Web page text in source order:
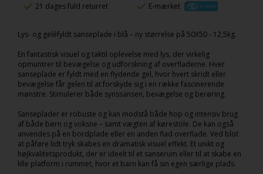
21 dages fuld returret E-mærket
Lys- og geléfyldt sanseplade i blå – ny størrelse på 50X50 - 12,5kg.
En fantastisk visuel og taktil oplevelse med lys, der virkelig
opmuntrer til bevægelse og udforskning af overfladerne. Hver
sanseplade er fyldt med en flydende gel, hvor hvert skridt eller
bevægelse får gelen til at forskyde sig i en række fascinerende
mønstre. Stimulerer både synssansen, bevægelse og berøring.
Sanseplader er robuste og kan modstå både hop og intensiv brug
af både børn og voksne – samt vægten af kørestole. De kan også
anvendes på en bordplade eller en anden flad overflade. Ved blot
at påføre lidt tryk skabes en dramatisk visuel effekt. Et unikt og
højkvalitetsprodukt, der er ideelt til et sanserum eller til at skabe en
lille platform i rummet, hvor et barn kan få sin egen særlige plads.